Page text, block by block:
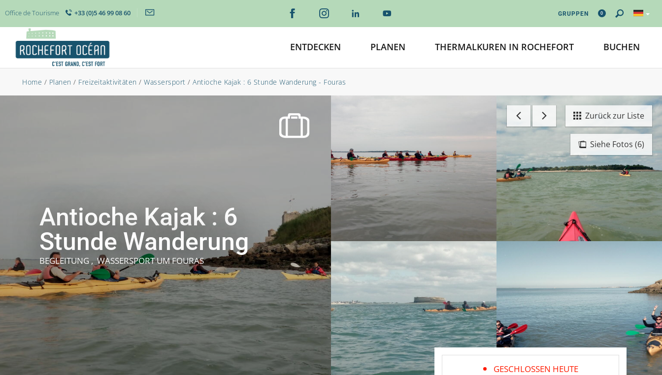
Office de Tourisme +33 (0)5 46 99 08 60 GRUPPEN 0
ENTDECKEN PLANEN THERMALKUREN IN ROCHEFORT BUCHEN
Home / Planen / Freizeitaktivitäten / Wassersport / Antioche Kajak : 6 Stunde Wanderung - Fouras
Siehe Fotos (6)
Zurück zur Liste
Antioche Kajak : 6
Stunde Wanderung
BEGLEITUNG , WASSERSPORTUM FOURAS
GESCHLOSSEN HEUTE